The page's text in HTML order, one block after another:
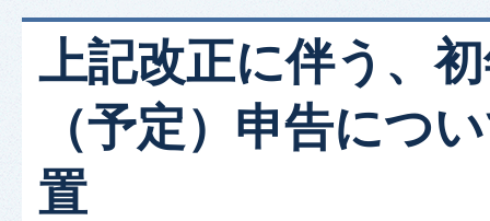
上記改正に伴う、
（予定）申告につ
置